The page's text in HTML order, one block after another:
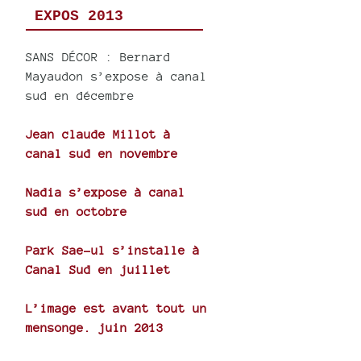
EXPOS 2013
SANS DÉCOR : Bernard
Mayaudon s’expose à canal
sud en décembre
Jean claude Millot à
canal sud en novembre
Nadia s’expose à canal
sud en octobre
Park Sae-ul s’installe à
Canal Sud en juillet
L’image est avant tout un
mensonge. juin 2013